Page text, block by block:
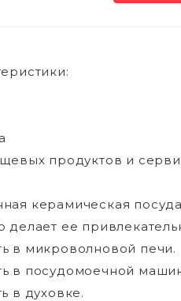
продуктов и
керамическая
ее
в микроволновой печи.
в посудомоечной
в духовке.